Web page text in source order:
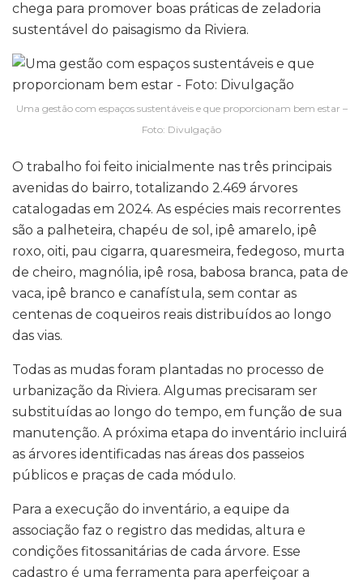
chega para promover boas práticas de zeladoria
sustentável do paisagismo da Riviera.
Uma gestão com espaços sustentáveis e que proporcionam bem estar –
Foto: Divulgação
O trabalho foi feito inicialmente nas três principais
avenidas do bairro, totalizando 2.469 árvores
catalogadas em 2024. As espécies mais recorrentes
são a palheteira, chapéu de sol, ipê amarelo, ipê
roxo, oiti, pau cigarra, quaresmeira, fedegoso, murta
de cheiro, magnólia, ipê rosa, babosa branca, pata de
vaca, ipê branco e canafístula, sem contar as
centenas de coqueiros reais distribuídos ao longo
das vias.
Todas as mudas foram plantadas no processo de
urbanização da Riviera. Algumas precisaram ser
substituídas ao longo do tempo, em função de sua
manutenção. A próxima etapa do inventário incluirá
as árvores identificadas nas áreas dos passeios
públicos e praças de cada módulo.
Para a execução do inventário, a equipe da
associação faz o registro das medidas, altura e
condições fitossanitárias de cada árvore. Esse
cadastro é uma ferramenta para aperfeiçoar a